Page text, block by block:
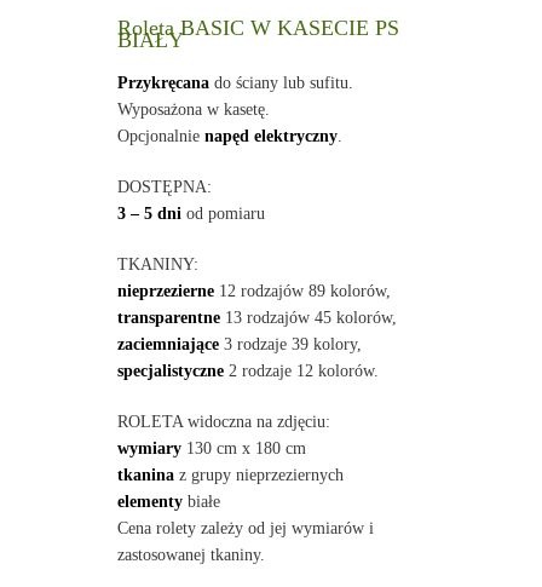
Roleta BASIC W KASECIE PS
BIAŁY
Przykręcanado ściany lub sufitu.
Wyposażona w kasetę.
Opcjonalnie napęd elektryczny.
DOSTĘPNA:
3 – 5 dniod pomiaru
TKANINY:
nieprzezierne12 rodzajów 89 kolorów,
transparentne13 rodzajów 45 kolorów,
zaciemniające3 rodzaje 39 kolory,
specjalistyczne2 rodzaje 12 kolorów.
ROLETA widoczna na zdjęciu:
wymiary130 cm x 180 cm
tkaninaz grupy nieprzeziernych
elementybiałe
Cena rolety zależy od jej wymiarów i
zastosowanej tkaniny.